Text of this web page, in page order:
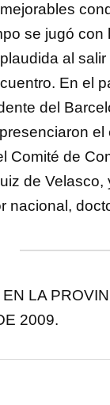
se jugó con
al salir
En el
del
el
Comité de
de Velasco,
nacional,
LA
2009.